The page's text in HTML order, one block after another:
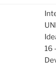
16